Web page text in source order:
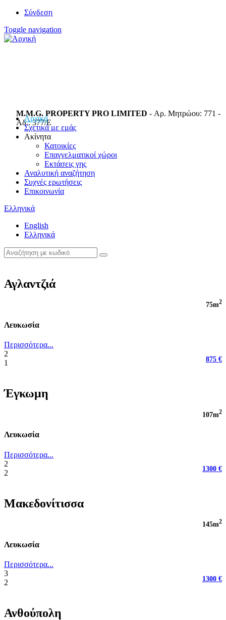
Σύνδεση
Toggle navigation
M.M.G. PROPERTY PRO LIMITED - Αρ. Μητρώου: 771 -
Αδ.: 377/E
Αρχική
Σχετικά με εμάς
Ακίνητα
Κατοικίες
Επαγγελματικοί χώροι
Εκτάσεις γης
Αναλυτική αναζήτηση
Συχνές ερωτήσεις
Επικοινωνία
Ελληνικά
English
Ελληνικά
Αγλαντζιά
Λευκωσία
Περισσότερα...
75m2
875 €
2
1
Έγκωμη
Λευκωσία
Περισσότερα...
107m2
1300 €
2
2
Μακεδονίτισσα
Λευκωσία
Περισσότερα...
145m2
1300 €
3
2
Ανθούπολη